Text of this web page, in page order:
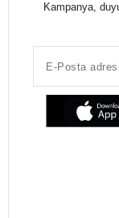
Kampanya,